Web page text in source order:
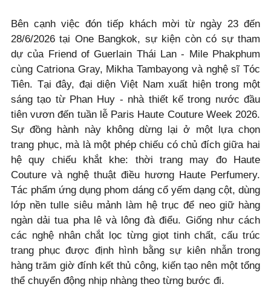
Bên cạnh việc đón tiếp khách mời từ ngày 23 đến
28/6/2026 tại One Bangkok, sự kiện còn có sự tham
dự của Friend of Guerlain Thái Lan - Mile Phakphum
cùng Catriona Gray, Mikha Tambayong và nghệ sĩ Tóc
Tiên. Tại đây, đại diện Việt Nam xuất hiện trong một
sáng tạo từ Phan Huy - nhà thiết kế trong nước đầu
tiên vươn đến tuần lễ Paris Haute Couture Week 2026.
Sự đồng hành này không dừng lại ở một lựa chọn
trang phục, mà là một phép chiếu có chủ đích giữa hai
hệ quy chiếu khắt khe: thời trang may đo Haute
Couture và nghệ thuật điều hương Haute Perfumery.
Tác phẩm ứng dụng phom dáng cổ yếm dạng cột, dùng
lớp nền tulle siêu mảnh làm hệ trục để neo giữ hàng
ngàn dải tua pha lê và lông đà điểu. Giống như cách
các nghệ nhân chắt lọc từng giọt tinh chất, cấu trúc
trang phục được định hình bằng sự kiên nhẫn trong
hàng trăm giờ đính kết thủ công, kiến tạo nên một tổng
thể chuyển động nhịp nhàng theo từng bước đi.